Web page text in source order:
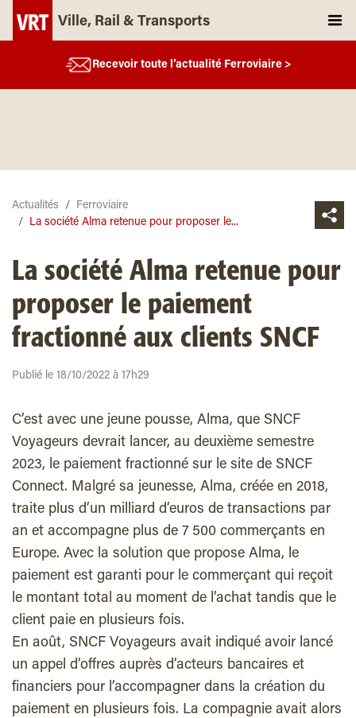
Ville, Rail & Transports
Recevoir toute l’actualité Ferroviaire >
Actualités
Ferroviaire
La société Alma retenue pour proposer le...
La société Alma retenue pour
proposer le paiement
fractionné aux clients SNCF
Publié le 18/10/2022 à 17h29
C’est avec une jeune pousse, Alma, que SNCF
Voyageurs devrait lancer, au deuxième semestre
2023, le paiement fractionné sur le site de SNCF
Connect. Malgré sa jeunesse, Alma, créée en 2018,
traite plus d’un milliard d’euros de transactions par
an et accompagne plus de 7 500 commerçants en
Europe. Avec la solution que propose Alma, le
paiement est garanti pour le commerçant qui reçoit
le montant total au moment de l’achat tandis que le
client paie en plusieurs fois.
En août, SNCF Voyageurs avait indiqué avoir lancé
un appel d’offres auprès d’acteurs bancaires et
financiers pour l’accompagner dans la création du
paiement en plusieurs fois. La compagnie avait alors